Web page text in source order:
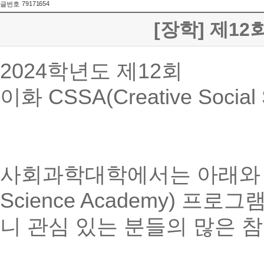
글번호 79171654
[장학] 제12
2024학년도 제12회
이화 CSSA(Creative
사회과학대학에서는 아래
Science Academy) 프로그
니 관심 있는 분들의 많은